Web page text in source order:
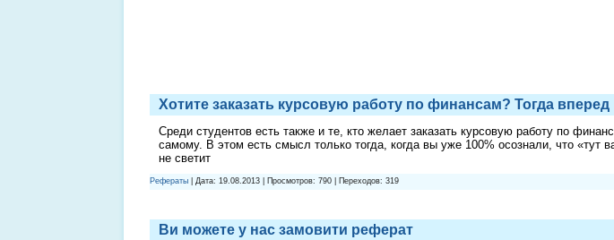
Хотите заказать курсовую работу по финансам? Тогда вперед
Среди студентов есть также и те, кто желает заказать курсовую работу по
самому. В этом есть смысл только тогда, когда вы уже 100% осознали, что «тут
не светит
Рефераты | Дата: 19.08.2013 | Просмотров: 790 | Переходов: 319
Ви можете у нас замовити реферат